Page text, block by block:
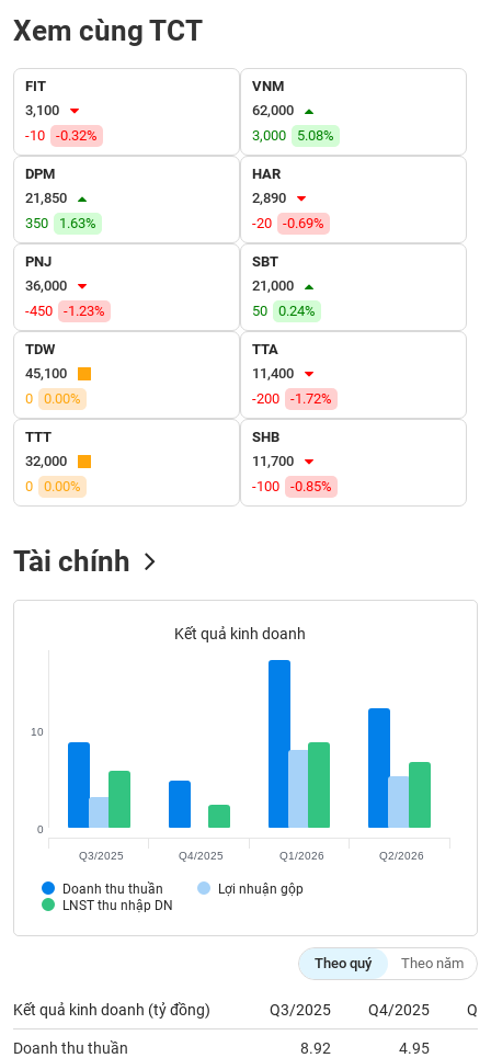
Xem cùng TCT
FIT
3,100
-10
-0.32%
VNM
62,000
3,000
5.08%
DPM
21,850
350
1.63%
HAR
2,890
-20
-0.69%
PNJ
36,000
-450
-1.23%
SBT
21,000
50
0.24%
TDW
45,100
0
0.00%
TTA
11,400
-200
-1.72%
TTT
32,000
0
0.00%
SHB
11,700
-100
-0.85%
Tài chính
Kết quả kinh doanh
Doanh thu thuần
Lợi nhuận gộp
LNST thu nhập DN
0
10
Q3/2025 Q4/2025 Q1/2026 Q2/2026
Theo quý Theo năm
Kết quả kinh doanh (tỷ đồng) Q3/2025 Q4/2025
Doanh thu thuần 8.92 4.95
TRUYỀN
BẤT
ĐỘNG
SẢN
Mã
chứng
khoán
(-)
Tất cả Chứng chỉ quỹ
Lãnh
đạo
Người nội bộ Người liên quan
(-)
của
tích
(-)